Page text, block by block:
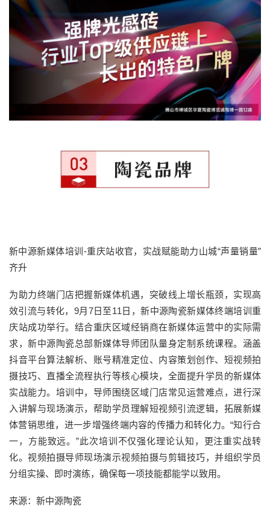
新中源新媒体培训-重庆站收官，实战赋能助力山城“声量销量”
齐升
为助力终端门店把握新媒体机遇，突破线上增长瓶颈，实现高
效引流与转化，9月7日至11日，新中源陶瓷新媒体终端培训重
庆站成功举行。结合重庆区域经销商在新媒体运营中的实际需
求，新中源陶瓷总部新媒体导师团队量身定制系统课程。涵盖
抖音平台算法解析、账号精准定位、内容策划创作、短视频拍
摄技巧、直播全流程执行等核心模块，全面提升学员的新媒体
实战能力。培训中，导师围绕区域门店常见运营难点，进行深
入讲解与现场演示，帮助学员理解短视频引流逻辑，拓展新媒
体营销思维，进一步增强终端内容的传播力和转化力。“知行合
一，方能致远。”此次培训不仅强化理论认知，更注重实战转
化。视频拍摄导师现场演示视频拍摄与剪辑技巧，并组织学员
分组实操、即时演练，确保每一项技能都能学以致用。
来源：新中源陶瓷